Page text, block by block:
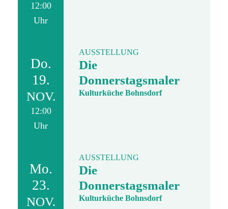
12:00
Uhr
Do.
19.
NOV.
12:00
Uhr
AUSSTELLUNG
Die
Donnerstagsmaler
Kulturküche Bohnsdorf
Mo.
23.
NOV.
AUSSTELLUNG
Die
Donnerstagsmaler
Kulturküche Bohnsdorf